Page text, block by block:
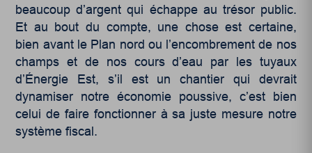
beaucoup d’argent qui échappe au trésor public.
Et au bout du compte, une chose est certaine,
bien avant le Plan nord ou l’encombrement de nos
champs et de nos cours d’eau par les tuyaux
d’Énergie Est, s’il est un chantier qui devrait
dynamiser notre économie poussive, c’est bien
celui de faire fonctionner à sa juste mesure notre
système fiscal.